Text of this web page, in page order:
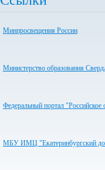
Минпросвещения России
Министерство образования
Федеральный портал "Российское
МБУ ИМЦ "Екатеринбургский